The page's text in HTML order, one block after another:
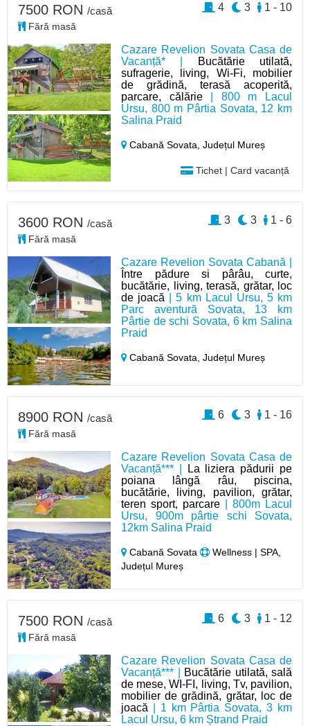
Cazare Revelion Sovata Casa de
Vacanță* |
Bucătărie utilată,
sufragerie, living, Wi-Fi, mobilier
de grădină, terasă acoperită,
parcare, călărie| 800 m Lacul
Ursu, 800 m Pârtia Sovata, 12 km
Salina Praid
Cabană Sovata,Județul Mureș
Tichet | Card vacanță
7500 RON /casă
Fără masă
1 - 10
3
4
Cazare Revelion Sovata Cabană |
Între pădure si pârâu, curte,
bucătărie, living, terasă, grătar, loc
de joacă | 5 km Lacul Ursu, 5 km
Parc aventură Sovata, 13 km
Pârtie de schi Sovata, 6 km Salina
Praid
Cabană Sovata,Județul Mureș
3600 RON /casă
Fără masă
1 - 6
3
3
Cazare Revelion Sovata Casa de
Vacanță*** |
La liziera pădurii pe
poiana lângă râu, piscina,
bucătărie, living, pavilion, grătar,
teren sport, parcare | 800m Lacul
Ursu, 900m pârtie schi Sovata,
12km Salina Praid
Cabană Sovata
Wellness | SPA,
Județul Mureș
8900 RON /casă
Fără masă
1 - 16
3
6
Cazare Revelion Sovata Casa de
Vacanță*** |
Bucătărie utilată, sală
de mese, WI-FI, living, Tv, pavilion,
mobilier de grădină, grătar, loc de
joacă | 1 km Pârtia Sovata, 3 km
Lacul Ursu, 6 km Ștrand Praid
7500 RON /casă
Fără masă
1 - 12
3
6